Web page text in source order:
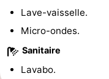
intérieures
bien-
&
Nature
guidées
Sports
Lave-vaisselle.
Micro-ondes.
Sanitaire
Lavabo.